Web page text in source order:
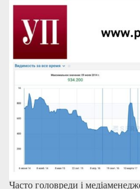
Часто головреди і